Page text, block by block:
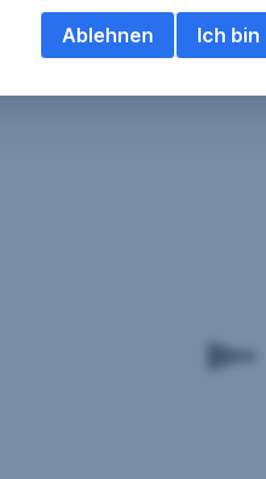
Ich
Ablehnen